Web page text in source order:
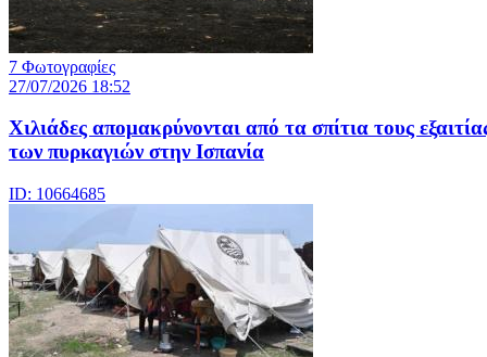
7 Φωτογραφίες
27/07/2026 18:52
Χιλιάδες απομακρύνονται από τα σπίτια τους
των πυρκαγιών στην Ισπανία
ID: 10664685